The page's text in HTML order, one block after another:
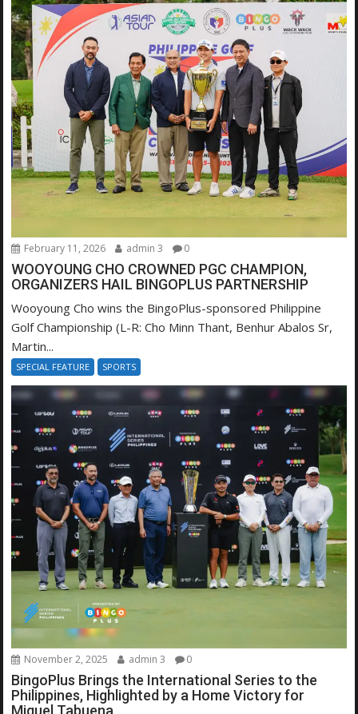
February 11, 2026 admin 3 0
WOOYOUNG CHO CROWNED PGC CHAMPION,
ORGANIZERS HAIL BINGOPLUS PARTNERSHIP
Wooyoung Cho wins the BingoPlus-sponsored Philippine
Golf Championship (L-R: Cho Minn Thant, Benhur Abalos Sr,
Martin...
SPECIAL FEATURE SPORTS
November 2, 2025 admin 3 0
BingoPlus Brings the International Series to the
Philippines, Highlighted by a Home Victory for
Miguel Tabuena